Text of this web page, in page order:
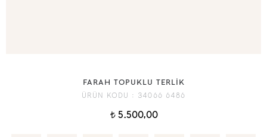
FARAH TOPUKLU TERLİK
ÜRÜN KODU : 34066 6486
t5.500,00